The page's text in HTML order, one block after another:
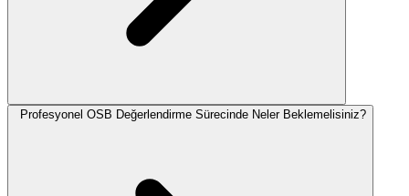
Profesyonel OSB Değerlendirme Sürecinde Neler Beklemelisiniz?